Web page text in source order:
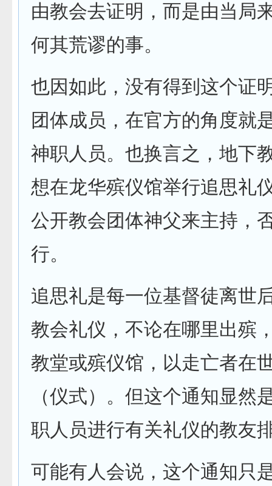
由教会去证明，而是由当局
何其荒谬的事。
也因如此，没有得到这个证
团体成员，在官方的角度就
神职人员。也换言之，地下
想在龙华殡仪馆举行追思礼
公开教会团体神父来主持，
行。
追思礼是每一位基督徒离世
教会礼仪，不论在哪里出殡
教堂或殡仪馆，以走亡者在
（仪式）。但这个通知显然
职人员进行有关礼仪的教友
可能有人会说，这个通知只